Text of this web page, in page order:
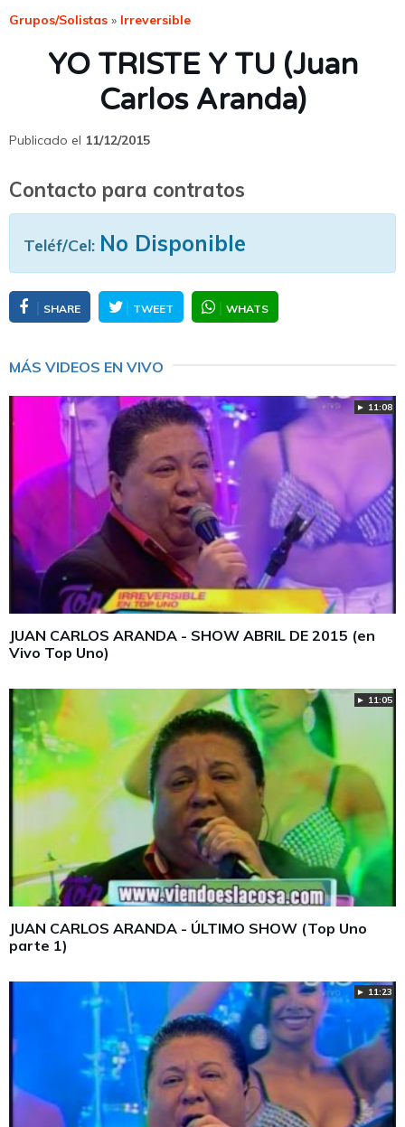
Grupos/Solistas » Irreversible
YO TRISTE Y TU (Juan
Carlos Aranda)
Publicado el 11/12/2015
Contacto para contratos
Teléf/Cel: No Disponible
SHARE TWEET WHATS
MÁS VIDEOS EN VIVO
► 11:08
JUAN CARLOS ARANDA - SHOW ABRIL DE 2015 (en
Vivo Top Uno)
► 11:05
JUAN CARLOS ARANDA - ÚLTIMO SHOW (Top Uno
parte 1)
► 11:23